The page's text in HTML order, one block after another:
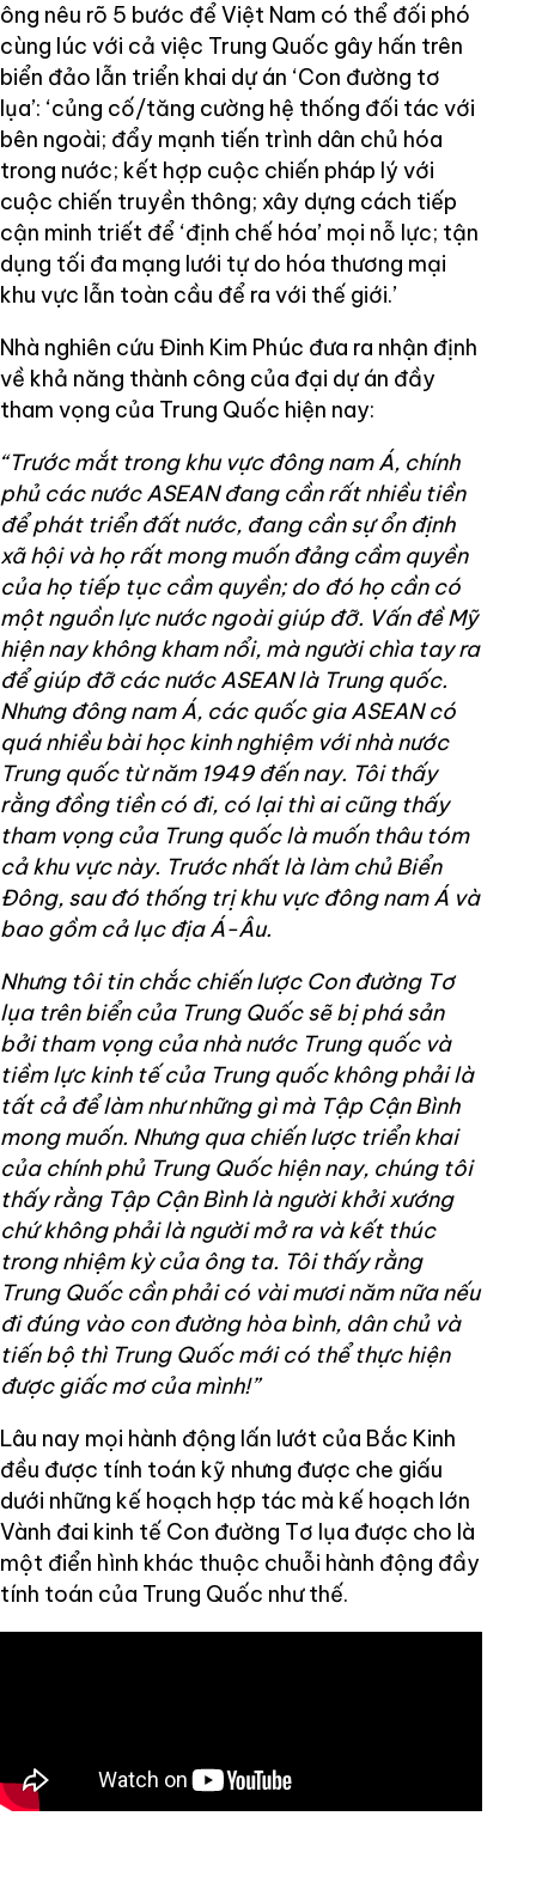
ông nêu rõ 5 bước để Việt Nam có thể đối phó
cùng lúc với cả việc Trung Quốc gây hấn trên
biển đảo lẫn triển khai dự án ‘Con đường tơ
lụa’: ‘củng cố/tăng cường hệ thống đối tác với
bên ngoài; đẩy mạnh tiến trình dân chủ hóa
trong nước; kết hợp cuộc chiến pháp lý với
cuộc chiến truyền thông; xây dựng cách tiếp
cận minh triết để ‘định chế hóa’ mọi nỗ lực; tận
dụng tối đa mạng lưới tự do hóa thương mại
khu vực lẫn toàn cầu để ra với thế giới.’
Nhà nghiên cứu Đinh Kim Phúc đưa ra nhận định
về khả năng thành công của đại dự án đầy
tham vọng của Trung Quốc hiện nay:
“Trước mắt trong khu vực đông nam Á, chính
phủ các nước ASEAN đang cần rất nhiều tiền
để phát triển đất nước, đang cần sự ổn định
xã hội và họ rất mong muốn đảng cầm quyền
của họ tiếp tục cầm quyền; do đó họ cần có
một nguồn lực nước ngoài giúp đỡ. Vấn đề Mỹ
hiện nay không kham nổi, mà người chìa tay ra
để giúp đỡ các nước ASEAN là Trung quốc.
Nhưng đông nam Á, các quốc gia ASEAN có
quá nhiều bài học kinh nghiệm với nhà nước
Trung quốc từ năm 1949 đến nay. Tôi thấy
rằng đồng tiền có đi, có lại thì ai cũng thấy
tham vọng của Trung quốc là muốn thâu tóm
cả khu vực này. Trước nhất là làm chủ Biển
Đông, sau đó thống trị khu vực đông nam Á và
bao gồm cả lục địa Á-Âu.
Nhưng tôi tin chắc chiến lược Con đường Tơ
lụa trên biển của Trung Quốc sẽ bị phá sản
bởi tham vọng của nhà nước Trung quốc và
tiềm lực kinh tế của Trung quốc không phải là
tất cả để làm như những gì mà Tập Cận Bình
mong muốn. Nhưng qua chiến lược triển khai
của chính phủ Trung Quốc hiện nay, chúng tôi
thấy rằng Tập Cận Bình là người khởi xướng
chứ không phải là người mở ra và kết thúc
trong nhiệm kỳ của ông ta. Tôi thấy rằng
Trung Quốc cần phải có vài mươi năm nữa nếu
đi đúng vào con đường hòa bình, dân chủ và
tiến bộ thì Trung Quốc mới có thể thực hiện
được giấc mơ của mình!”
Lâu nay mọi hành động lấn lướt của Bắc Kinh
đều được tính toán kỹ nhưng được che giấu
dưới những kế hoạch hợp tác mà kế hoạch lớn
Vành đai kinh tế Con đường Tơ lụa được cho là
một điển hình khác thuộc chuỗi hành động đầy
tính toán của Trung Quốc như thế.